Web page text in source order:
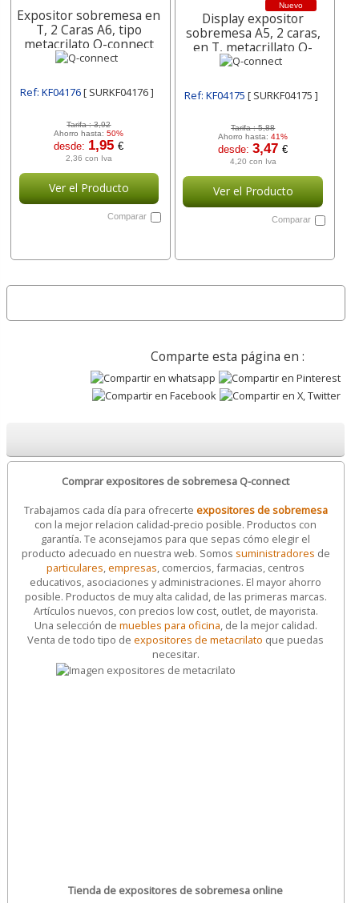
Expositor sobremesa en
T, 2 Caras A6, tipo
metacrilato Q-connect
Ref: KF04176[ SURKF04176 ]
Tarifa :3,92
Ahorro hasta:50%
desde: 1,95€
2,36 con Iva
Ver el Producto
Comparar
Nuevo
Display expositor
sobremesa A5, 2 caras,
en T, metacrillato Q-
connect
Ref: KF04175 [ SURKF04175 ]
Tarifa :5,88
Ahorro hasta:41%
desde:3,47€
4,20 con Iva
Ver el Producto
Comparar
Comparte esta página en :
Comprar expositores de sobremesa Q-connect
Trabajamos cada día para ofrecerte expositores de sobremesa
con la mejor relacion calidad-precio posible. Productos con
garantía. Te aconsejamos para que sepas cómo elegir el
producto adecuado en nuestra web. Somos suministradores de
particulares,empresas, comercios, farmacias, centros
educativos, asociaciones y administraciones. El mayor ahorro
posible. Productos de muy alta calidad, de las primeras marcas.
Artículos nuevos, con precios low cost, outlet, de mayorista.
Una selección de muebles para oficina, de la mejor calidad.
Venta de todo tipo deexpositores de metacrilato que puedas
necesitar.
Tienda de expositores de sobremesa online